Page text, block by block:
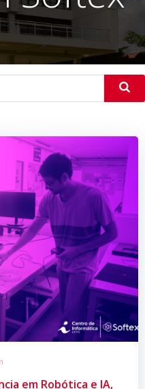
em Robótica e IA,